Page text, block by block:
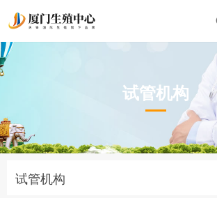
试管机构
试管机构